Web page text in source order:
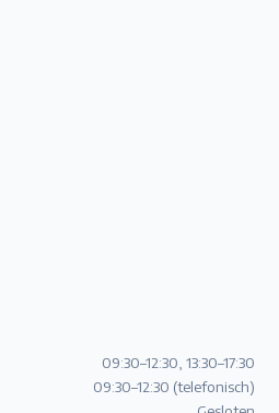
09:30–12:30, 13:30–17:30
09:30–12:30 (telefonisch)